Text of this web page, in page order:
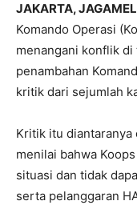
JAKARTA,
Komando Operasi
menangani konflik di
penambahan
kritik dari sejumlah
Kritik itu diantaranya
menilai bahwa
situasi dan tidak
serta pelanggaran